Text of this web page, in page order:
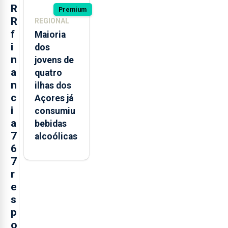
R
R
f
i
n
a
n
c
i
a
7
6
7
r
e
s
p
o
Premium
REGIONAL
Maioria
dos
jovens de
quatro
ilhas dos
Açores já
consumiu
bebidas
alcoólicas